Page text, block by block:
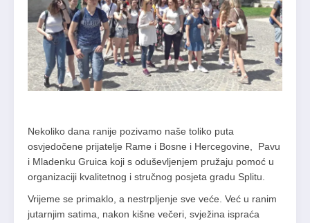
Nekoliko dana ranije pozivamo naše toliko puta
osvjedočene prijatelje Rame i Bosne i Hercegovine, Pavu
i Mladenku Gruica koji s oduševljenjem pružaju pomoć u
organizaciji kvalitetnog i stručnog posjeta gradu Splitu.
Vrijeme se primaklo, a nestrpljenje sve veće. Već u ranim
jutarnjim satima, nakon kišne večeri, svježina ispraća